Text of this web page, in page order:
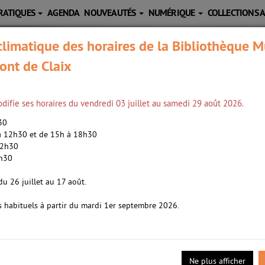
AGENDA NOUVEAUTÉS NUMÉRIQUE COLLECTIONS
couleurs, roman /
femme hérite de l'intrigante commode qui a nourri tous ses
Rita, son Abuela, dévoilant les secrets qui ont scellé le destin
à nos jours. La commode aux tiroirs de couleurs signe
des horaires de la Bibliothèque
de Claix
ses horaires du vendredi 03 juillet au samedi 29 août 2026.
12h30 et de 15h à 18h30
26 juillet au 17 août.
habituels à partir du mardi 1er septembre 2026.
Ne plus afficher